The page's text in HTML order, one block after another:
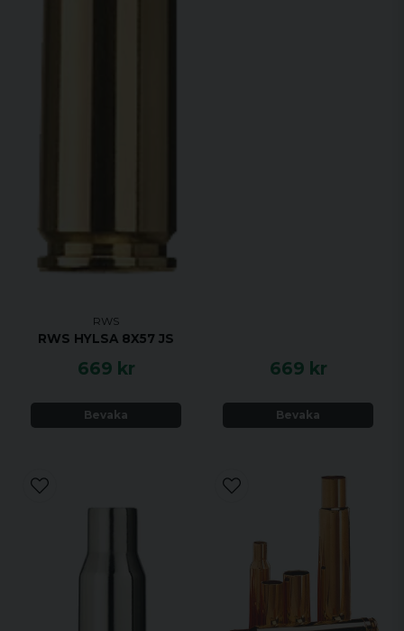
RWS
RWS HYLSA 8X57 JS
669 kr
Bevaka
669 kr
Bevaka